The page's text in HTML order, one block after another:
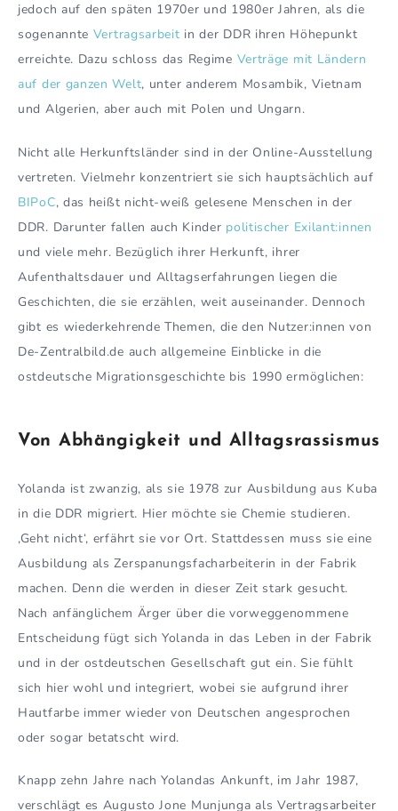
jedoch auf den späten 1970er und 1980er Jahren, als die
sogenannte Vertragsarbeit in der DDR ihren Höhepunkt
erreichte. Dazu schloss das Regime Verträge mit Ländern
auf der ganzen Welt, unter anderem Mosambik, Vietnam
und Algerien, aber auch mit Polen und Ungarn.
Nicht alle Herkunftsländer sind in der Online-Ausstellung
vertreten. Vielmehr konzentriert sie sich hauptsächlich auf
BIPoC, das heißt nicht-weiß gelesene Menschen in der
DDR. Darunter fallen auch Kinder politischer Exilant:innen
und viele mehr. Bezüglich ihrer Herkunft, ihrer
Aufenthaltsdauer und Alltagserfahrungen liegen die
Geschichten, die sie erzählen, weit auseinander. Dennoch
gibt es wiederkehrende Themen, die den Nutzer:innen von
De-Zentralbild.de auch allgemeine Einblicke in die
ostdeutsche Migrationsgeschichte bis 1990 ermöglichen:
Von Abhängigkeit und Alltagsrassismus
Yolanda ist zwanzig, als sie 1978 zur Ausbildung aus Kuba
in die DDR migriert. Hier möchte sie Chemie studieren.
‚Geht nicht‘, erfährt sie vor Ort. Stattdessen muss sie eine
Ausbildung als Zerspanungsfacharbeiterin in der Fabrik
machen. Denn die werden in dieser Zeit stark gesucht.
Nach anfänglichem Ärger über die vorweggenommene
Entscheidung fügt sich Yolanda in das Leben in der Fabrik
und in der ostdeutschen Gesellschaft gut ein. Sie fühlt
sich hier wohl und integriert, wobei sie aufgrund ihrer
Hautfarbe immer wieder von Deutschen angesprochen
oder sogar betatscht wird.
Knapp zehn Jahre nach Yolandas Ankunft, im Jahr 1987,
verschlägt es Augusto Jone Munjunga als Vertragsarbeiter